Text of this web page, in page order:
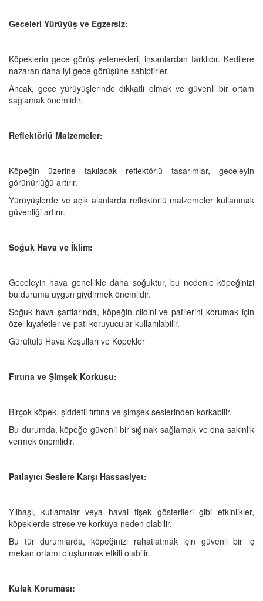
Geceleri Yürüyüş ve Egzersiz:
Köpeklerin gece görüş yetenekleri, insanlardan farklıdır. Kedilere
nazaran daha iyi gece görüşüne sahiptirler.
Ancak, gece yürüyüşlerinde dikkatli olmak ve güvenli bir ortam
sağlamak önemlidir.
Reflektörlü Malzemeler:
Köpeğin üzerine takılacak reflektörlü tasarımlar, geceleyin
görünürlüğü artırır.
Yürüyüşlerde ve açık alanlarda reflektörlü malzemeler kullanmak
güvenliği artırır.
Soğuk Hava ve İklim:
Geceleyin hava genellikle daha soğuktur, bu nedenle köpeğinizi
bu duruma uygun giydirmek önemlidir.
Soğuk hava şartlarında, köpeğin cildini ve patilerini korumak için
özel kıyafetler ve pati koruyucular kullanılabilir.
Gürültülü Hava Koşulları ve Köpekler
Fırtına ve Şimşek Korkusu:
Birçok köpek, şiddetli fırtına ve şimşek seslerinden korkabilir.
Bu durumda, köpeğe güvenli bir sığınak sağlamak ve ona sakinlik
vermek önemlidir.
Patlayıcı Seslere Karşı Hassasiyet:
Yılbaşı, kutlamalar veya havai fişek gösterileri gibi etkinlikler,
köpeklerde strese ve korkuya neden olabilir.
Bu tür durumlarda, köpeğinizi rahatlatmak için güvenli bir iç
mekan ortamı oluşturmak etkili olabilir.
Kulak Koruması: